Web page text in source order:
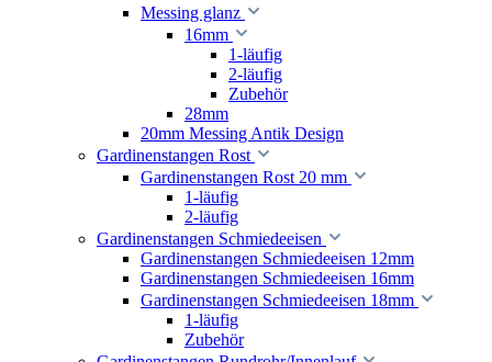
Messing glanz
16mm
1-läufig
2-läufig
Zubehör
28mm
20mm Messing Antik Design
Gardinenstangen Rost
Gardinenstangen Rost 20 mm
1-läufig
2-läufig
Gardinenstangen Schmiedeeisen
Gardinenstangen Schmiedeeisen 12mm
Gardinenstangen Schmiedeeisen 16mm
Gardinenstangen Schmiedeeisen 18mm
1-läufig
Zubehör